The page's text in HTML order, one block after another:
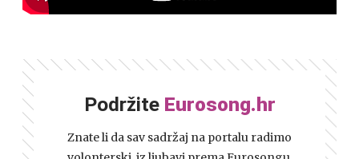
Podržite Eurosong.hr
Znate li da sav sadržaj na portalu radimo